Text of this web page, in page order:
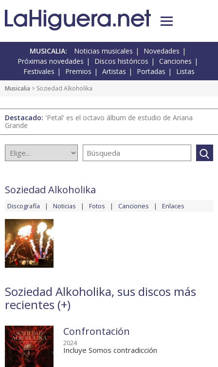
MUSICALIA: Noticias musicales
Novedades
Próximas novedades
Discos históricos
Canciones
Festivales
Premios Artistas Portadas Listas
Musicalia > Soziedad Alkoholika
Destacado: 'Petal' es el octavo álbum de estudio de Ariana
Grande
Soziedad Alkoholika
Discografía Noticias Fotos Canciones Enlaces
Soziedad Alkoholika, sus discos más
recientes (+)
Confrontación
2024
Incluye Somos contradicción